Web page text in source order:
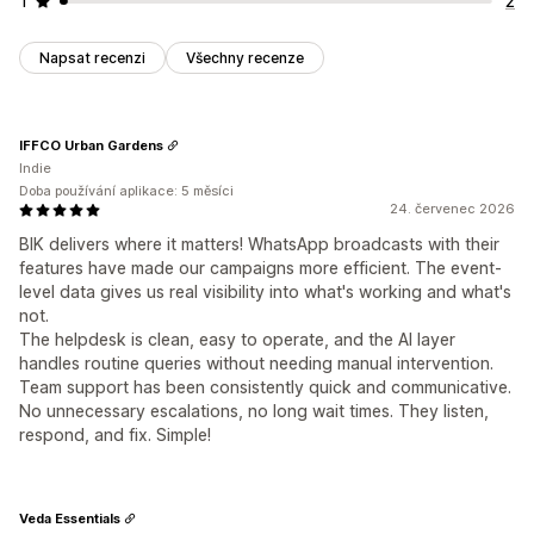
Napsat recenzi Všechny recenze
24. červenec 2026
BIK delivers where it matters! WhatsApp broadcasts with their
features have made our campaigns more efficient. The event-
level data gives us real visibility into what's working and what's
not.
The helpdesk is clean, easy to operate, and the AI layer
handles routine queries without needing manual intervention.
Team support has been consistently quick and communicative.
No unnecessary escalations, no long wait times. They listen,
respond, and fix. Simple!
IFFCO Urban Gardens
Indie
Doba používání aplikace: 5 měsíci
Veda Essentials